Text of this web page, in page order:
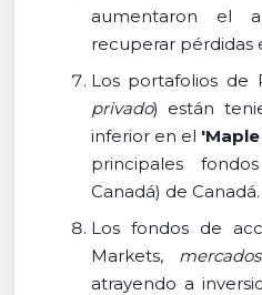
aumentaron el
recuperar pérdidas
Los portafolios de
privado) están
inferior en el
principales
Canadá) de Canadá.
Los fondos de
Markets,
atrayendo a